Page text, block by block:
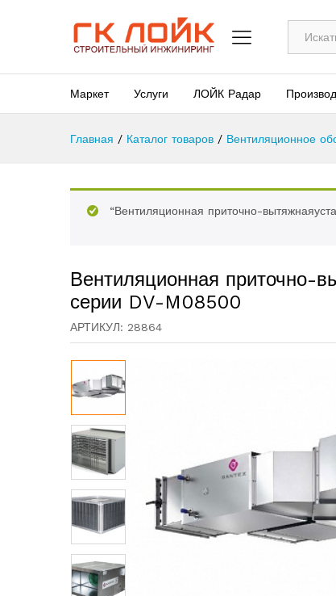
Все
Маркет Услуги ЛОЙК Радар
Главная / Каталог товаров / Вентиляционное
“Вентиляционная приточно-
Вентиляционная приточно-
серии DV-M08500
АРТИКУЛ: 28864